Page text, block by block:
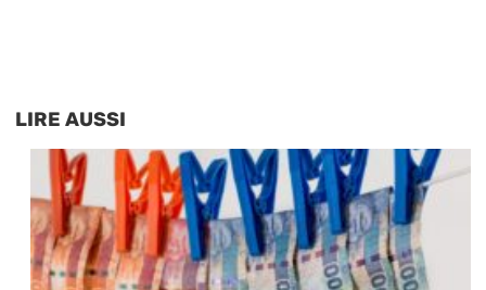
LIRE AUSSI